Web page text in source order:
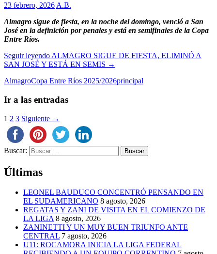
23 febrero, 2026 A.B.
Almagro sigue de fiesta, en la noche del domingo, venció a San
José en la definición por penales y está en semifinales de la Copa
Entre Ríos.
Seguir leyendo ALMAGRO SIGUE DE FIESTA, ELIMINÓ A
SAN JOSÉ Y ESTÁ EN SEMIS →
AlmagroCopa Entre Ríos 2025/2026principal
Ir a las entradas
1 2 3 Siguiente →
Buscar:
Últimas
LEONEL BAUDUCO CONCENTRÓ PENSANDO EN
EL SUDAMERICANO 8 agosto, 2026
REGATAS Y ZANI DE VISITA EN EL COMIENZO DE
LA LIGA 8 agosto, 2026
ZANINETTI Y UN MUY BUEN TRIUNFO ANTE
CENTRAL 7 agosto, 2026
U11: ROCAMORA INICIA LA LIGA FEDERAL